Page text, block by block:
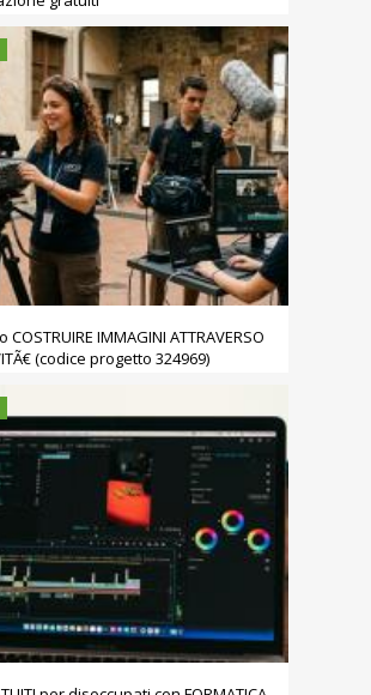
COSTRUIRE IMMAGINI ATTRAVERSO
(codice progetto 324969)